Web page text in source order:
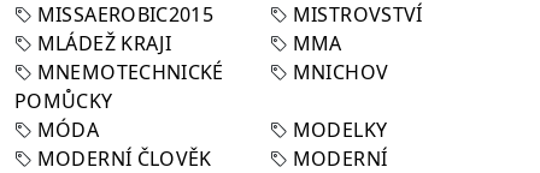
MISSAEROBIC2015
MISTROVSTVÍ
MLÁDEŽ KRAJI
MMA
MNEMOTECHNICKÉ
POMŮCKY
MNICHOV
MÓDA
MODELKY
MODERNÍ ČLOVĚK
MODERNÍ